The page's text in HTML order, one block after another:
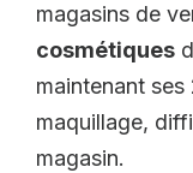
magasins de
cosmétiques
maintenant
maquillage,
magasin.